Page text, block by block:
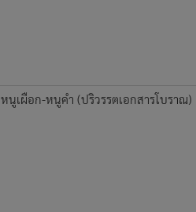
หนูเผือก-หนูคำ (ปริวรรตเอกสารโบราณ)